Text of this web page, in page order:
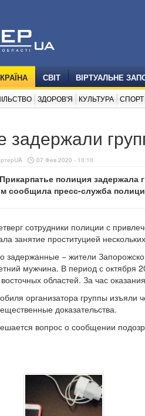
СВІТ ВІРТУАЛЬНЕ
ЗДОРОВ'Я КУЛЬТУРА СПОРТ
задержали
07 Фев 2020 - 10:10
полиция задержала
сообщила пресс-служба
сотрудники полиции с
занятие проституцией
задержанные − жители
мужчина. В период с октября
областей. За час
организатора группы изъяли
доказательства.
вопрос о сообщении